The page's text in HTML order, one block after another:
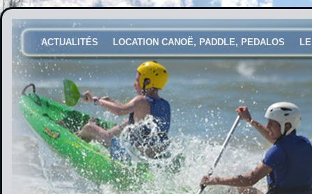
ACTUALITÉS LOCATION CANOË, PADDLE, PEDALOS